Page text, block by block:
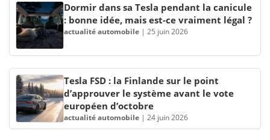
Dormir dans sa Tesla pendant la canicule
: bonne idée, mais est-ce vraiment légal ?
actualité automobile | 25 juin 2026
Tesla FSD : la Finlande sur le point
d’approuver le système avant le vote
européen d’octobre
actualité automobile | 24 juin 2026